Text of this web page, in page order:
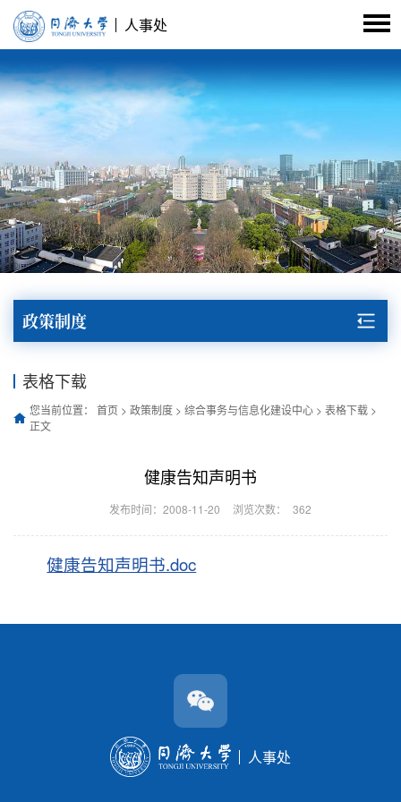
人事处
政策制度
表格下载
您当前位置： 首页 > 政策制度 > 综合事务与信息化建设中心 > 表格下载 >
正文
健康告知声明书
发布时间：2008-11-20 浏览次数： 362
健康告知声明书.doc
人事处